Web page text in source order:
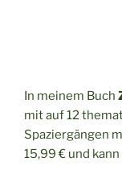
In meinem Buch
mit auf 12
Spaziergängen
15,99 € und kann